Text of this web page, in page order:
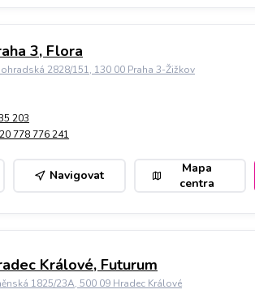
3, Flora
2828/151, 130 00 Praha 3-Žižkov
203
778 776 241
Navigovat
Mapa
centra
Králové, Futurum
1825/23A, 500 09 Hradec Králové